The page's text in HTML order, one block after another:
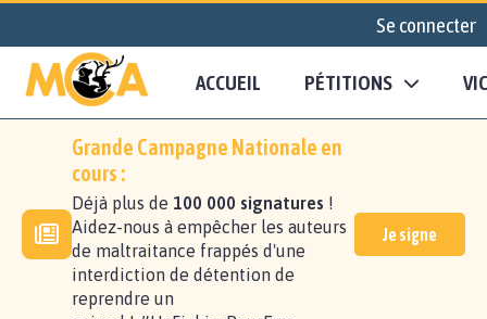
Se connecter
ACCUEIL PÉTITIONS
Grande Campagne Nationale en
cours :
Déjà plus de 100 000 signatures !
Aidez-nous à empêcher les auteurs
de maltraitance frappés d'une
interdiction de détention de
reprendre un
Je signe